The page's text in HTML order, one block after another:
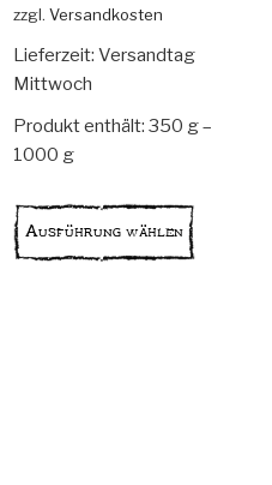
zzgl.Versandkosten
Lieferzeit:Versandtag
Mittwoch
Produkt enthält: 350 g–
1000 g
Ausführung wählen